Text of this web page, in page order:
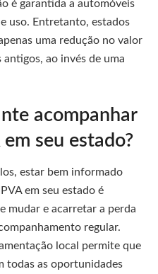
é garantida a automóveis
uso. Entretanto, estados
uma redução no valor
ao invés de uma
acompanhar
seu estado?
estar bem informado
em seu estado é
mudar e acarretar a perda
regular.
local permite que
todas as oportunidades